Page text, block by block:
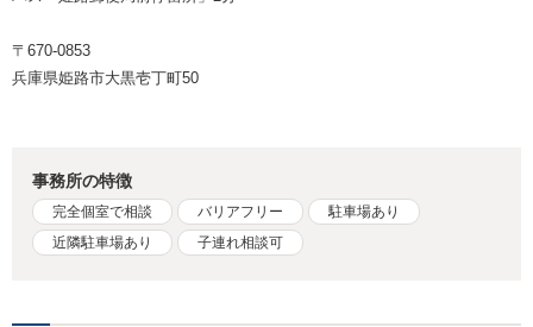
〒670-0853
兵庫県姫路市大黒壱丁町50
事務所の特徴
完全個室で相談 バリアフリー
駐車場あり
近隣駐車場あり
子連れ相談可